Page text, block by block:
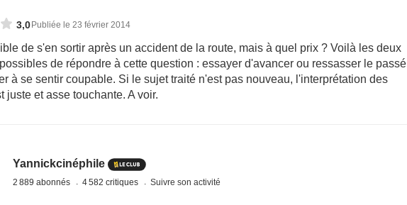
3,0 Publiée le 23 février 2014
de s'en sortir après un accident de la route, mais à quel prix ? Voilà les deux
de répondre à cette question : essayer d'avancer ou ressasser le passé
à se sentir coupable. Si le sujet traité n'est pas nouveau, l'interprétation des
juste et asse touchante. A voir.
Yannickcinéphile
2 889 abonnés 4 582 critiques Suivre son activité